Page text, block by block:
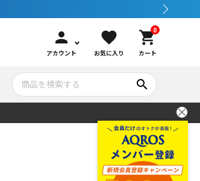
person
アカウント
favorite
お気に入り
0
shopping_cart
カート
search